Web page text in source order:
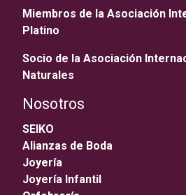
Miembros de la Asociación
Platino
Socio de la Asociación
Naturales
Nosotros
SEIKO
Alianzas de Boda
Joyería
Joyería Infantil